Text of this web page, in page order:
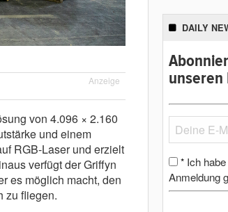
Anzeige
von 4.096 × 2.160
und einem
RGB-Laser und erzielt
verfügt der Griffyn
es möglich macht, den
zu fliegen.
DAILY
* Ich
Anmeldung